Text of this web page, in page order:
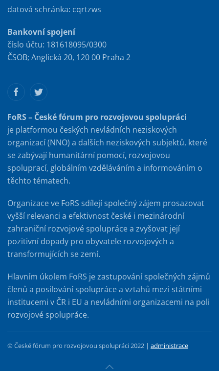
datová schránka: cqrtzws
Bankovní spojení
číslo účtu: 181618095/0300
ČSOB; Anglická 20, 120 00 Praha 2
FoRS – České fórum pro rozvojovou spolupráci
je platformou českých nevládních neziskových
organizací (NNO) a dalších neziskových subjektů, které
se zabývají humanitární pomocí, rozvojovou
spoluprací, globálním vzděláváním a informováním o
těchto tématech.
Organizace ve FoRS sdílejí společný zájem prosazovat
vyšší relevanci a efektivnost české i mezinárodní
zahraniční rozvojové spolupráce a zvyšovat její
pozitivní dopady pro obyvatele rozvojových a
transformujících se zemí.
Hlavním úkolem FoRS je zastupování společných zájmů
členů a posilování spolupráce a vztahů mezi státními
institucemi v ČR i EU a nevládními organizacemi na poli
rozvojové spolupráce.
© České fórum pro rozvojovou spolupráci 2022 | administrace